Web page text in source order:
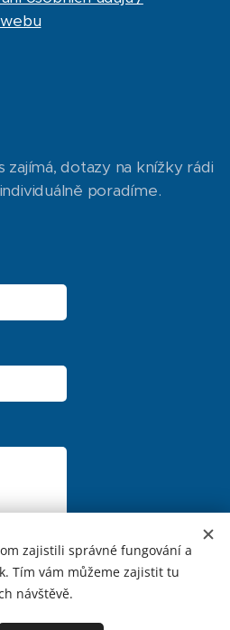
zajímá, dotazy na knížky rádi
poradíme.
zajistili správné fungování a
Tím vám můžeme zajistit tu
návštěvě.